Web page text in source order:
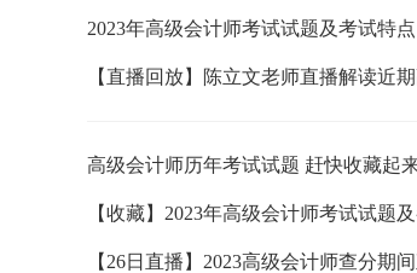
2023年高级会计师考试试题及考试特点
【直播回放】陈立文老师直播解读近
高级会计师历年考试试题 赶快收藏起来
【收藏】2023年高级会计师考试试题
【26日直播】2023高级会计师查分期